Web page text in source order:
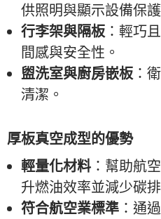
供照明與顯示設備保護
行李架與隔板 ：輕巧
間感與安全性。
盥洗室與廚房嵌板 ：
清潔。
厚板真空成型的優勢
輕量化材料 ：幫助航
升燃油效率並減少碳排
符合航空業標準 ：通